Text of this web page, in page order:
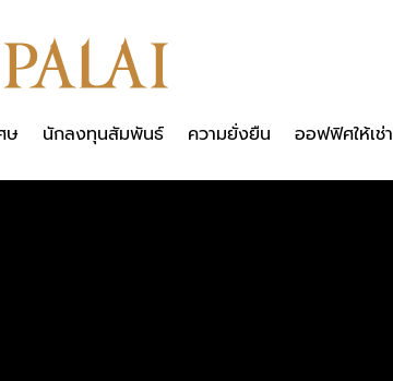
ษ นักลงทุนสัมพันธ์ ความยั่งยืน ออฟฟิศให้เช่า